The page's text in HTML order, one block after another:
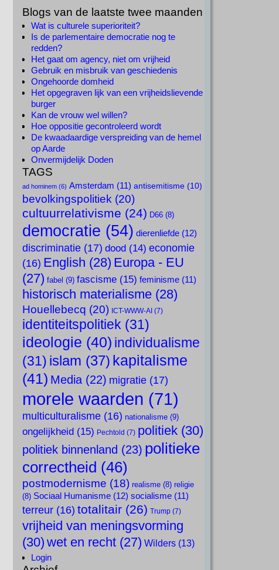
Blogs van de laatste twee maanden
Wat is culturele superioriteit?
Is de parlementaire democratie nog te
redden?
Het gaat om agency, niet om vrijheid
Gebruik en misbruik van geschiedenis
Ongehoorde domheid
Het opgegraven lijk van een vrijheidslievende
burger
Kan de vrouw wel willen?
Hoe oppositie gecontroleerd wordt
De kwaadaardige verspreiding van de hemel
op Aarde
Onvermijdelijk Doden
TAGS
ad hominem (6) Amsterdam (11) antisemitisme (10)
bevolkingspolitiek (20)
cultuurrelativisme (24) D66 (8)
democratie (54) dierenliefde (12)
discriminatie (17) dood (14) economie
(16) English (28) Europa - EU
(27) fabel (9) fascisme (15) feminisme (11)
historisch materialisme (28)
Houellebecq (20) ICT-WWW-AI (7)
identiteitspolitiek (31)
ideologie (40) individualisme
(31) islam (37) kapitalisme
(41) Media (22) migratie (17)
morele waarden (71)
multiculturalisme (16) nationalisme (9)
ongelijkheid (15) Pechtold (7) politiek (30)
politiek binnenland (23) politieke
correctheid (46)
postmodernisme (18) realisme (8) religie
(8) Sociaal Humanisme (12) socialisme (11)
terreur (16) totalitair (26) Trump (7)
vrijheid van meningsvorming
(30) wet en recht (27) Wilders (13)
Login